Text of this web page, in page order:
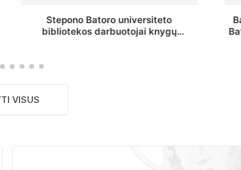
Baltosios salės fragmentas Stepono
Batoro universiteto bibliotekos laikais
VISUS